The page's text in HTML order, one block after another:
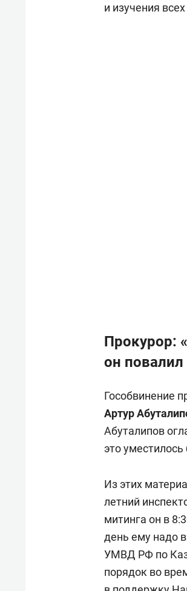
и изучения
Прокурор:
он
Гособвинение
Артур
Абуталипов
это
Из этих
летний
митинга он в
день ему надо
УМВД РФ по
порядок во